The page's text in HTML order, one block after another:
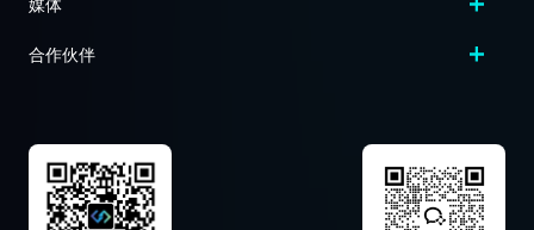
媒体
合作伙伴